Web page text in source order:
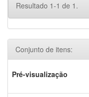
Resultado 1-1 de 1.
Conjunto de itens:
Pré-visualização